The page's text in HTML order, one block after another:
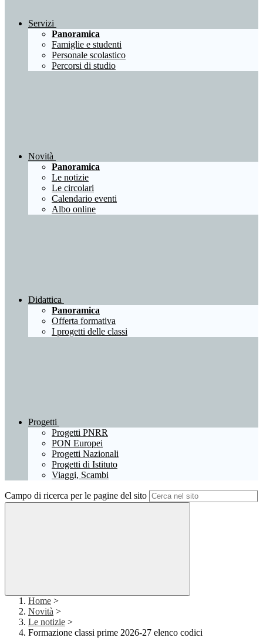
Servizi
Panoramica
Famiglie e studenti
Personale scolastico
Percorsi di studio
Novità
Panoramica
Le notizie
Le circolari
Calendario eventi
Albo online
Didattica
Panoramica
Offerta formativa
I progetti delle classi
Progetti
Progetti PNRR
PON Europei
Progetti Nazionali
Progetti di Istituto
Viaggi, Scambi
Campo di ricerca per le pagine del sito
Home >
Novità >
Le notizie >
Formazione classi prime 2026-27 elenco codici